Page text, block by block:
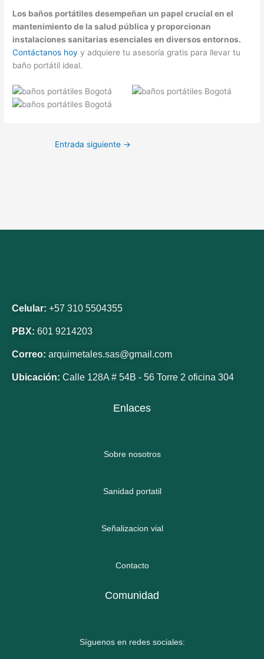
Los baños portátiles desempeñan un papel crucial en el
mantenimiento de la salud pública y proporcionan
instalaciones sanitarias esenciales en diversos entornos.
Contáctanos hoyy adquiere tu asesoría gratis para llevar tu
baño portátil ideal.
Entrada siguiente →
Celular: +57 310 5504355
PBX: 601 9214203
Correo: arquimetales.sas@gmail.com
Ubicación: Calle 128A # 54B - 56 Torre 2 oficina 304
Enlaces
Sobre nosotros
Sanidad portatil
Señalizacion vial
Contacto
Comunidad
Síguenos en redes sociales: